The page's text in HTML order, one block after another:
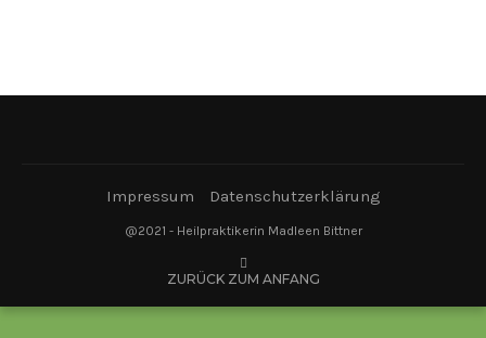
Impressum Datenschutzerklärung
@2021 - Heilpraktikerin Madleen Bittner
ZURÜCK ZUM ANFANG